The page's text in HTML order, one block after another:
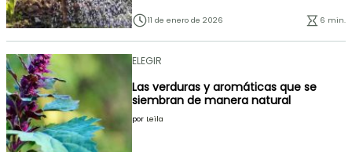
11 de enero de 2026 6 min.
ELEGIR
Las verduras y aromáticas que se
siembran de manera natural
por Leïla